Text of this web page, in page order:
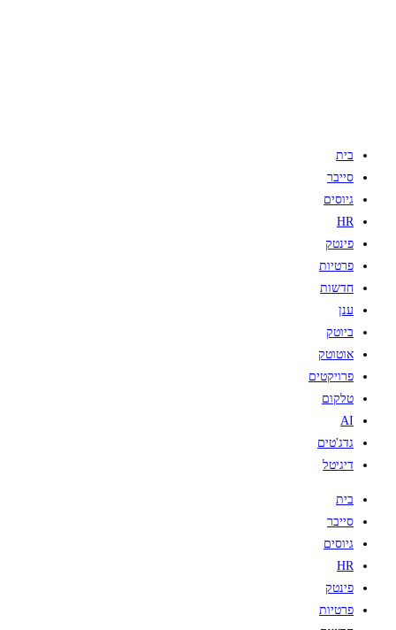
בית
סייבר
גיוסים
HR
פינטק
פרטיות
חדשות
ענן
ביוטק
אוטוטק
פרויקטים
טלקום
AI
גדג'טים
דיגיטל
בית
סייבר
גיוסים
HR
פינטק
פרטיות